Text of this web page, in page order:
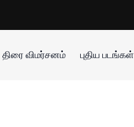
திரை விமர்சனம் புதிய படங்கள்